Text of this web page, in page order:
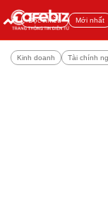
Đọc nhiều Mới nhất
Kinh doanh Tài chính